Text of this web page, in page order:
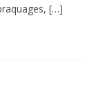
[…]